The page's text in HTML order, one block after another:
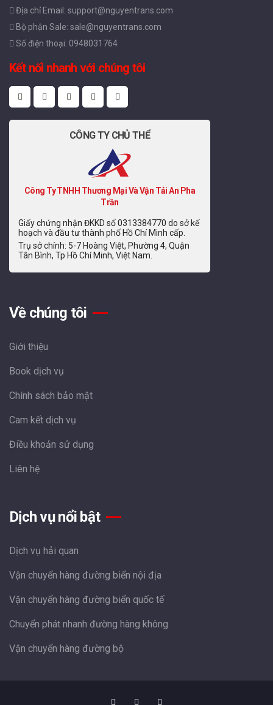
Địa chỉ Email: support@nguyentrans.com
Bộ phận Sale: sale@nguyentrans.com
Số điện thoại: 0948031764
Kết nối nhanh với chúng tôi
CÔNG TY CHỦ THỂ
Công Ty TNHH Thương Mại Và Vận Tải An Pha
Trần
Giấy chứng nhận ĐKKD số 0313384770 do sở kế
hoạch và đầu tư thành phố Hồ Chí Minh cấp.
Trụ sở chính: 5-7 Hoàng Việt, Phường 4, Quận
Tân Bình, Tp Hồ Chí Minh, Việt Nam.
Về chúng tôi
Giới thiệu
Book dịch vụ
Chính sách bảo mật
Cam kết dịch vụ
Điều khoản sử dụng
Liên hệ
Dịch vụ nổi bật
Dịch vụ hải quan
Vận chuyển hàng đường biển nội địa
Vận chuyển hàng đường biển quốc tế
Chuyển phát nhanh đường hàng không
Vận chuyển hàng đường bộ